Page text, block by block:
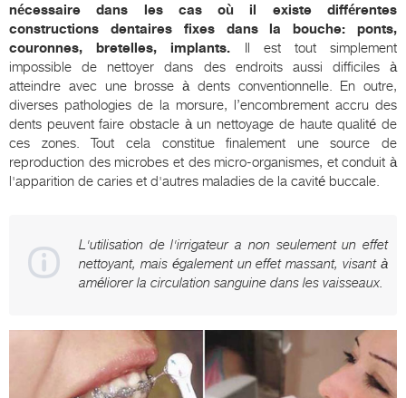
nécessaire dans les cas où il existe différentes
constructions dentaires fixes dans la bouche: ponts,
couronnes, bretelles, implants. Il est tout simplement
impossible de nettoyer dans des endroits aussi difficiles à
atteindre avec une brosse à dents conventionnelle. En outre,
diverses pathologies de la morsure, l’encombrement accru des
dents peuvent faire obstacle à un nettoyage de haute qualité de
ces zones. Tout cela constitue finalement une source de
reproduction des microbes et des micro-organismes, et conduit à
l'apparition de caries et d'autres maladies de la cavité buccale.
L'utilisation de l'irrigateur a non seulement un effet
nettoyant, mais également un effet massant, visant à
améliorer la circulation sanguine dans les vaisseaux.